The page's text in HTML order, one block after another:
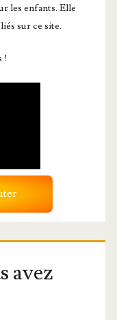
les enfants. Elle
sur ce site.
!
avez